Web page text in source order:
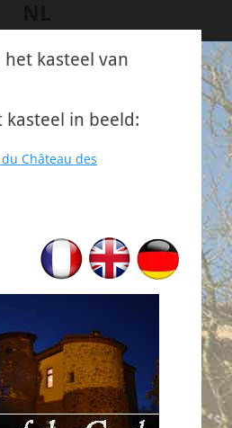
kasteel van
kasteel in beeld:
Château des